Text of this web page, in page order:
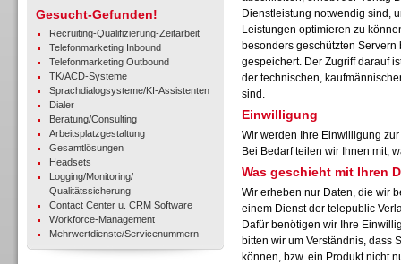
Gesucht-Gefunden!
Recruiting-Qualifizierung-Zeitarbeit
Telefonmarketing Inbound
Telefonmarketing Outbound
TK/ACD-Systeme
Sprachdialogsysteme/KI-Assistenten
Dialer
Beratung/Consulting
Arbeitsplatzgestaltung
Gesamtlösungen
Headsets
Logging/Monitoring/
Qualitätssicherung
Contact Center u. CRM Software
Workforce-Management
Mehrwertdienste/Servicenummern
Dienstleistung notwendig sind,
Leistungen optimieren zu
besonders geschützten
gespeichert. Der Zugriff darauf
der technischen,
sind.
Einwilligung
Wir werden Ihre Einwilligung
Bei Bedarf teilen wir Ihnen mit,
Was geschieht mit Ihren
Wir erheben nur Daten, die wir
einem Dienst der telepublic
Dafür benötigen wir Ihre
bitten wir um Verständnis, dass
können, bzw. ein Produkt nicht